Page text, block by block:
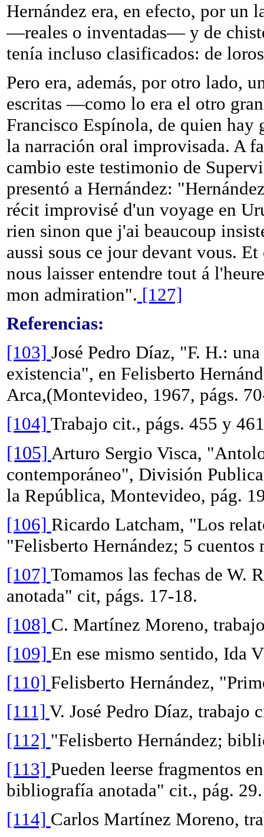
Hernández era, en efecto, por un
—reales o inventadas— y de
tenía incluso clasificados: de
Pero era, además, por otro lado,
escritas —como lo era el otro
Francisco Espínola, de quien
la narración oral improvisada. A
cambio este testimonio de
presentó a Hernández:
récit improvisé d'un voyage en
rien sinon que j'ai beaucoup
aussi sous ce jour devant vous.
nous laisser entendre tout á
mon admiration". [127]
Referencias:
[103] José Pedro Díaz, "F. H.:
existencia", en Felisberto
Arca,(Montevideo, 1967, págs.
[104] Trabajo cit., págs. 455 y
[105] Arturo Sergio Visca,
contemporáneo", División
la República, Montevideo, pág.
[106] Ricardo Latcham, "Los
"Felisberto Hernández; 5
[107] Tomamos las fechas de W.
anotada" cit, págs. 17-18.
[108] C. Martínez Moreno,
[109] En ese mismo sentido, Ida
[110] Felisberto Hernández,
[111] V. José Pedro Díaz, trabajo
[112] "Felisberto Hernández;
[113] Pueden leerse fragmentos
bibliografía anotada" cit., pág. 29.
[114] Carlos Martínez Moreno,